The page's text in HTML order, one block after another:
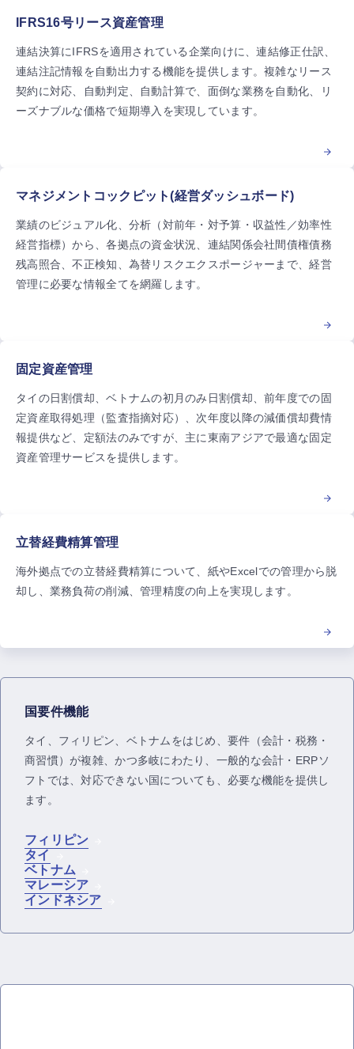
IFRS16号リース資産管理
連結決算にIFRSを適用されている企業向けに、連結修正仕訳、
連結注記情報を自動出力する機能を提供します。複雑なリース
契約に対応、自動判定、自動計算で、面倒な業務を自動化、リ
ーズナブルな価格で短期導入を実現しています。
マネジメントコックピット(経営ダッシュボード)
業績のビジュアル化、分析（対前年・対予算・収益性／効率性
経営指標）から、各拠点の資金状況、連結関係会社間債権債務
残高照合、不正検知、為替リスクエクスポージャーまで、経営
管理に必要な情報全てを網羅します。
固定資産管理
タイの日割償却、ベトナムの初月のみ日割償却、前年度での固
定資産取得処理（監査指摘対応）、次年度以降の減価償却費情
報提供など、定額法のみですが、主に東南アジアで最適な固定
資産管理サービスを提供します。
立替経費精算管理
海外拠点での立替経費精算について、紙やExcelでの管理から脱
却し、業務負荷の削減、管理精度の向上を実現します。
国要件機能
タイ、フィリピン、ベトナムをはじめ、要件（会計・税務・
商習慣）が複雑、かつ多岐にわたり、一般的な会計・ERPソ
フトでは、対応できない国についても、必要な機能を提供し
ます。
フィリピン
タイ
ベトナム
マレーシア
インドネシア